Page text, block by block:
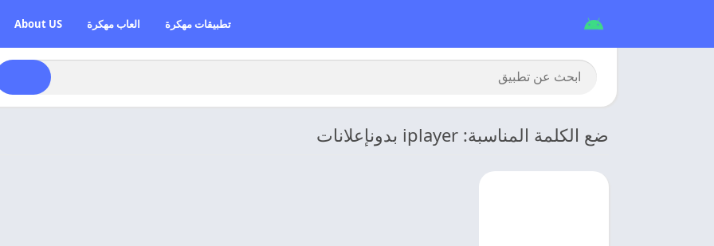
تطبيقات مهكرة العاب مهكرة About US
ضع الكلمة المناسبة: iplayer بدونإعلانات